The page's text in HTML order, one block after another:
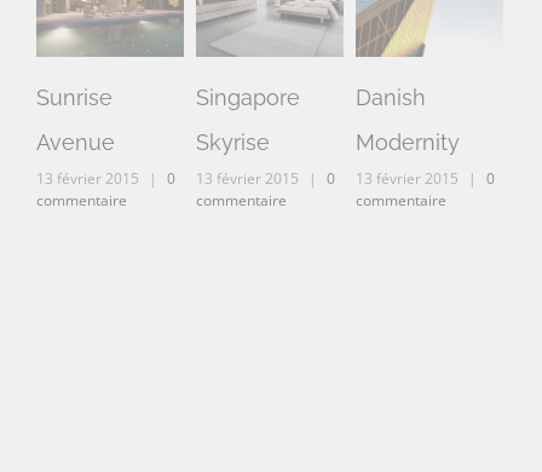
Sunrise
Avenue
13 février 2015 |
0
commentaire
Singapore
Skyrise
13 février 2015 |
0
commentaire
Danish
Modernity
13 février 2015 |
0
commentaire